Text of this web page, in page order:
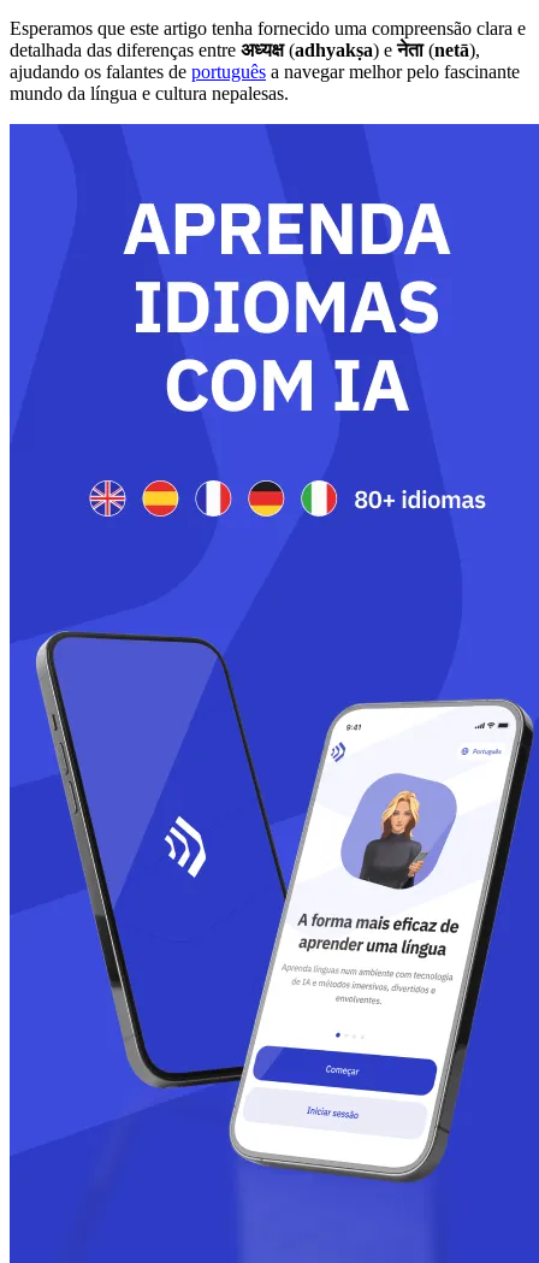
Esperamos que este artigo tenha fornecido uma compreensão clara e
detalhada das diferenças entre अध्यक्ष(adhyakṣa) eनेता(netā),
ajudando os falantes de português a navegar melhor pelo fascinante
mundo da língua e cultura nepalesas.